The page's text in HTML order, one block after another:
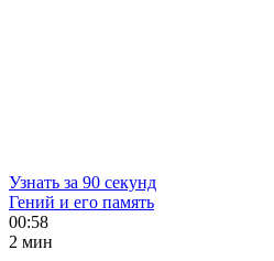
Узнать за 90 секунд
Гений и его память
00:58
2 мин